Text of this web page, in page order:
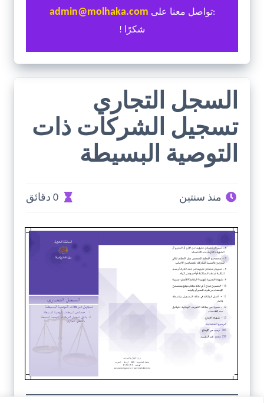
:تواصل معنا على admin@molhaka.com
شكرًا !
السجل التجاري
تسجيل الشركات ذات
التوصية البسيطة
منذ سنتين 0 دقائق